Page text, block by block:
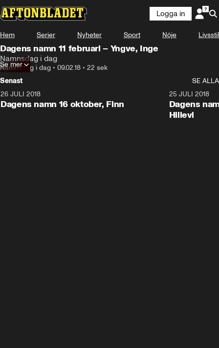
Logga in
Hem Serier Nyheter Sport Nöje Livsstil
Dagens namn 11 februari – Yngve, Inge
Namnsdag i dag
Namnsdag i dag • 09.02.18 • 22 sek
Se mer
Senast
SE ALLA
26 JULI 2018
Dagens namn 16 oktober, Finn
25 JULI 2018
Dagens
Hillevi